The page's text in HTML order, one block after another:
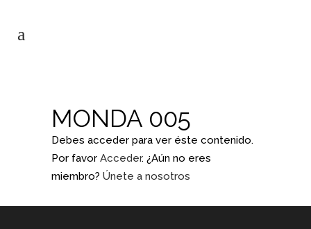
MONDA 005
Debes acceder para ver éste contenido.
Por favor Acceder. ¿Aún no eres
miembro? Únete a nosotros